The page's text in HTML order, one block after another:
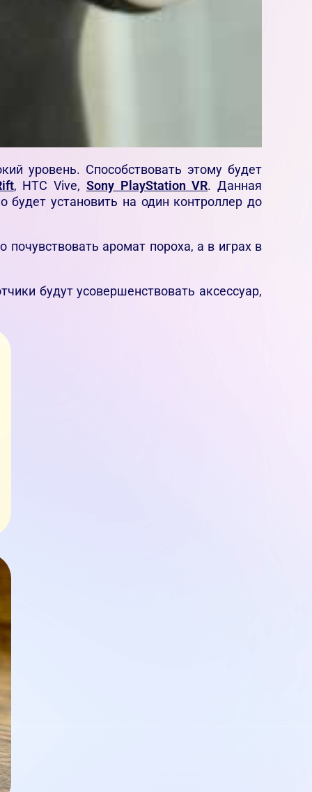
уровень. Способствовать этому будет
, HTC Vive, Sony PlayStation VR. Данная
установить на один контроллер до
аромат пороха, а в играх в
будут усовершенствовать аксессуар,